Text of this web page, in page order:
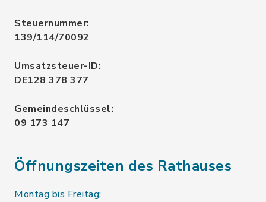
Steuernummer:
139/114/70092
Umsatzsteuer-ID:
DE128 378 377
Gemeindeschlüssel:
09 173 147
Öffnungszeiten des Rathauses
Montag bis Freitag: